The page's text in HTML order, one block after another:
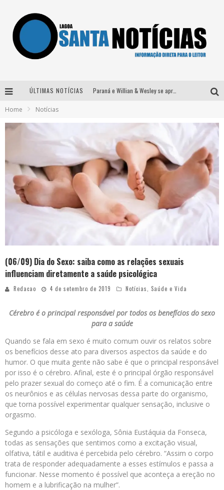
ÚLTIMAS NOTÍCIAS Paraná e Willian & Wesley se apresentam no Carretão Trevo Contagem nesta sexta-feira
Home Notícias
(06/09) Dia do Sexo: saiba como as relações sexuais
influenciam diretamente a saúde psicológica
Redacao 4 de setembro de 2019 Notícias Saúde e Vida
Cérebro é o principal responsável por todos os benefícios do sexo
para a saúde
Quando se fala em sexo é muito comum ouvir os relatos sobre
os benefícios desse ato para diversos aspectos da saúde e do
humor. O que muita gente não sabe é que o principal responsável
por isso é o cérebro. Afinal, este é o principal órgão responsável
pelo prazer sexual do começo até o fim. É a comunicação entre
os neurônios e as células nervosas dessa parte do organismo,
que torna possível experimentar qualquer sensação, inclusive o
orgasmo.
Segundo a psicóloga e sexóloga, Sônia Eustáquia da Fonseca,
todas as sensações que sentimos como a excitação visual,
olfativa, tátil e auditiva é percebida pelo cérebro. “Assim o corpo
trata de responder adequadamente a esses estímulos e passa a
funcionar. Nesse momento é possível que aconteça a ereção no
homem e a lubrificação na mulher”.